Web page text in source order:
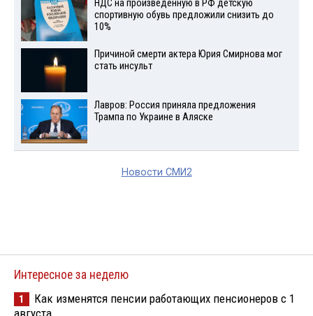
НДС на произведенную в РФ детскую
спортивную обувь предложили снизить до
10%
Причиной смерти актера Юрия Смирнова мог
стать инсульт
Лавров: Россия приняла предложения
Трампа по Украине в Аляске
Новости СМИ2
Интересное за неделю
1
Как изменятся пенсии работающих пенсионеров с 1
августа